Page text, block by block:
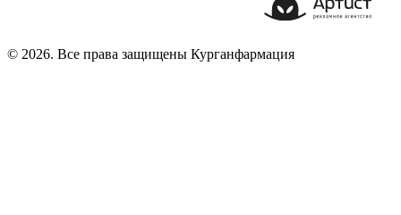
© 2026. Все права защищены Курганфармация